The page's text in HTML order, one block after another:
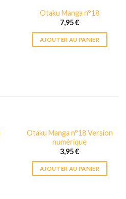
Otaku Manga n°18
7,95€
AJOUTER AU PANIER
Otaku Manga n°18 Version
numérique
3,95€
AJOUTER AU PANIER